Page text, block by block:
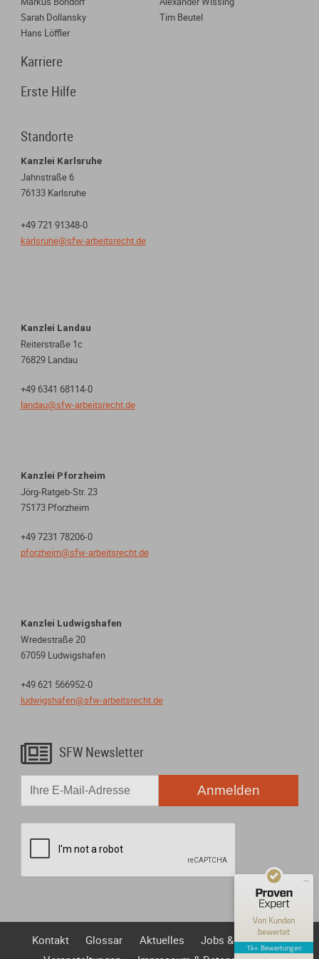
Sarah Dollansky
Tim Beutel
Hans Löffler
Karriere
Erste Hilfe
Standorte
Kanzlei Karlsruhe
Jahnstraße 6
76133 Karlsruhe
+49 721 91348-0
karlsruhe@sfw-arbeitsrecht.de
Kanzlei Landau
Reiterstraße 1c
76829 Landau
+49 6341 68114-0
landau@sfw-arbeitsrecht.de
Kanzlei Pforzheim
Jörg-Ratgeb-Str. 23
75173 Pforzheim
+49 7231 78206-0
pforzheim@sfw-arbeitsrecht.de
Kanzlei Ludwigshafen
Wredestraße 20
67059 Ludwigshafen
+49 621 566952-0
ludwigshafen@sfw-arbeitsrecht.de
 SFW Newsletter
Anmelden
Kontakt Glossar Aktuelles
Jobs & Karriere
Von Kunden
bewertet
1k+ Bewertungen
Kundenbewertungen und Erfahrungen zu
Steigelmann Fischer Weidner Nagel - Fachanwälte für ...
SEHR GUT
4,86 / 5,00
76
Bewertungen auf
ProvenExpert.com
anderen Quellen
Blick aufs ProvenExpert-Profil werfen